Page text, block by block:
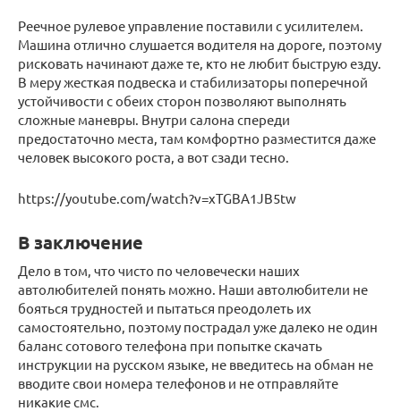
Реечное рулевое управление поставили с усилителем.
Машина отлично слушается водителя на дороге, поэтому
рисковать начинают даже те, кто не любит быструю езду.
В меру жесткая подвеска и стабилизаторы поперечной
устойчивости с обеих сторон позволяют выполнять
сложные маневры. Внутри салона спереди
предостаточно места, там комфортно разместится даже
человек высокого роста, а вот сзади тесно.
https://youtube.com/watch?v=xTGBA1JB5tw
В заключение
Дело в том, что чисто по человечески наших
автолюбителей понять можно. Наши автолюбители не
бояться трудностей и пытаться преодолеть их
самостоятельно, поэтому пострадал уже далеко не один
баланс сотового телефона при попытке скачать
инструкции на русском языке, не введитесь на обман не
вводите свои номера телефонов и не отправляйте
никакие смс.